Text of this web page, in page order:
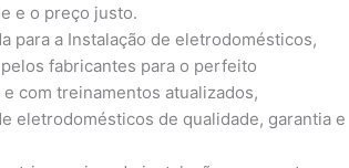
e o preço justo.
para a Instalação de eletrodomésticos,
fabricantes para o perfeito
com treinamentos atualizados,
eletrodomésticos de qualidade, garantia e